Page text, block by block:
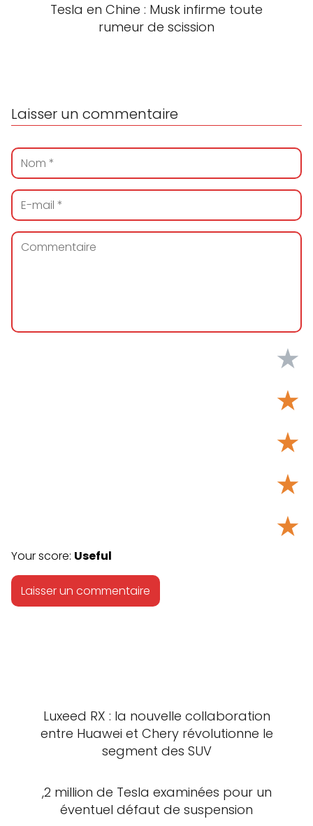
Tesla en Chine : Musk infirme toute
rumeur de scission
Laisser un commentaire
★
★
★
★
★
Your score: Useful
Luxeed RX : la nouvelle collaboration
entre Huawei et Chery révolutionne le
segment des SUV
,2 million de Tesla examinées pour un
éventuel défaut de suspension